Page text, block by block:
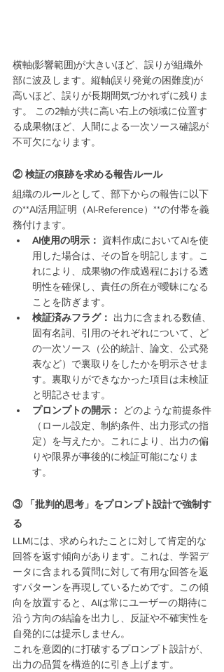
横軸(影響範囲)が大きいほど、誤りが組織外
部に波及します。縦軸(誤り発覚の困難度)が
高いほど、誤りが長期間気づかれずに残りま
す。 この2軸が共に高い右上の領域に位置す
る成果物ほど、人間による一次ソース確認が
不可欠になります。
② 検証の痕跡を求める報告ルール
組織のルールとして、部下からの報告に以下
の**AI活用証明（AI-Reference）**の付帯を義
務付けます。
AI使用の明示：
資料作成においてAIを使
用した場合は、その旨を明記します。こ
れにより、成果物の作成過程における透
明性を確保し、責任の所在が曖昧になる
ことを防ぎます。
検証済みフラグ：
出力に含まれる数値、
固有名詞、引用のそれぞれについて、ど
の一次ソース（公的統計、論文、公式発
表など）で裏取りをしたかを明示させま
す。裏取りができなかった項目は未検証
と明記させます。
プロンプトの開示：
どのような前提条件
（ロール設定、制約条件、出力形式の指
定）を与えたか。これにより、出力の偏
りや限界が事後的に検証可能になりま
す。
③ 「批判的思考」をプロンプト設計で強制す
る
LLMには、求められたことに対して肯定的な
回答を返す傾向があります。これは、学習デ
ータに含まれる質問に対して有用な回答を返
すパターンを再現しているためです。この傾
向を放置すると、AIは常にユーザーの期待に
沿う方向の結論を出力し、反証や不確実性を
自発的には提示しません。
これを意図的に打破するプロンプト設計が、
出力の品質を構造的に引き上げます。